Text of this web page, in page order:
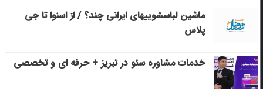
ماشین لباسشویی‎های ایرانی چند؟ / از اسنوا تا جی
پلاس
خدمات مشاوره سئو در تبریز + حرفه ای و تخصصی